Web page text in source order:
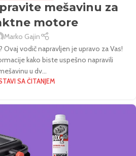
mešavinu za
motore
Marko Gajin
vodič napravljen je upravo za Vas!
kako biste uspešno napravili
u dv...
SA ČITANJEM